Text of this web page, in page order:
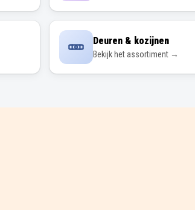
Deuren & kozijnen
Bekijk het assortiment →